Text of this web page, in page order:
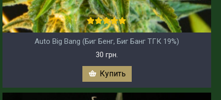
Auto Big Bang (Биг Бенг, Биг Банг ТГК 19%)
30 грн.
Купить